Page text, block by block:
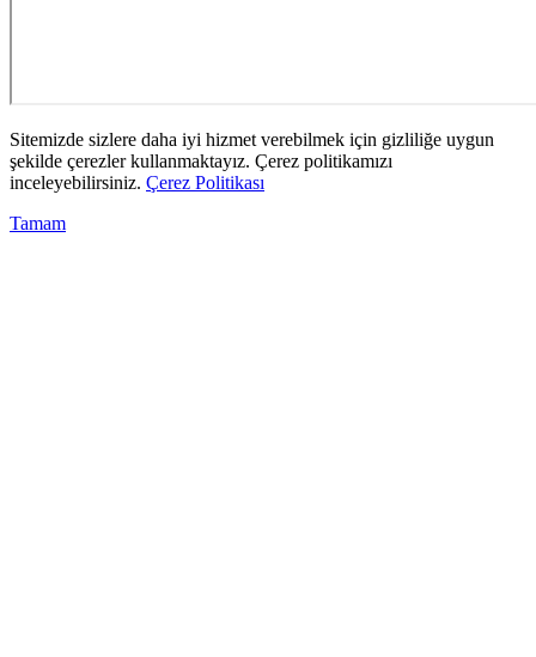
Sitemizde sizlere daha iyi hizmet verebilmek için gizliliğe uygun
şekilde çerezler kullanmaktayız. Çerez politikamızı
inceleyebilirsiniz. Çerez Politikası
Tamam